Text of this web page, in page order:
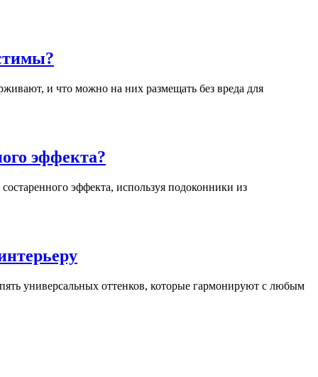
и что можно на них размещать без вреда для
эффекта?
эффекта, используя подоконники из
универсальных оттенков, которые гармонируют с любым